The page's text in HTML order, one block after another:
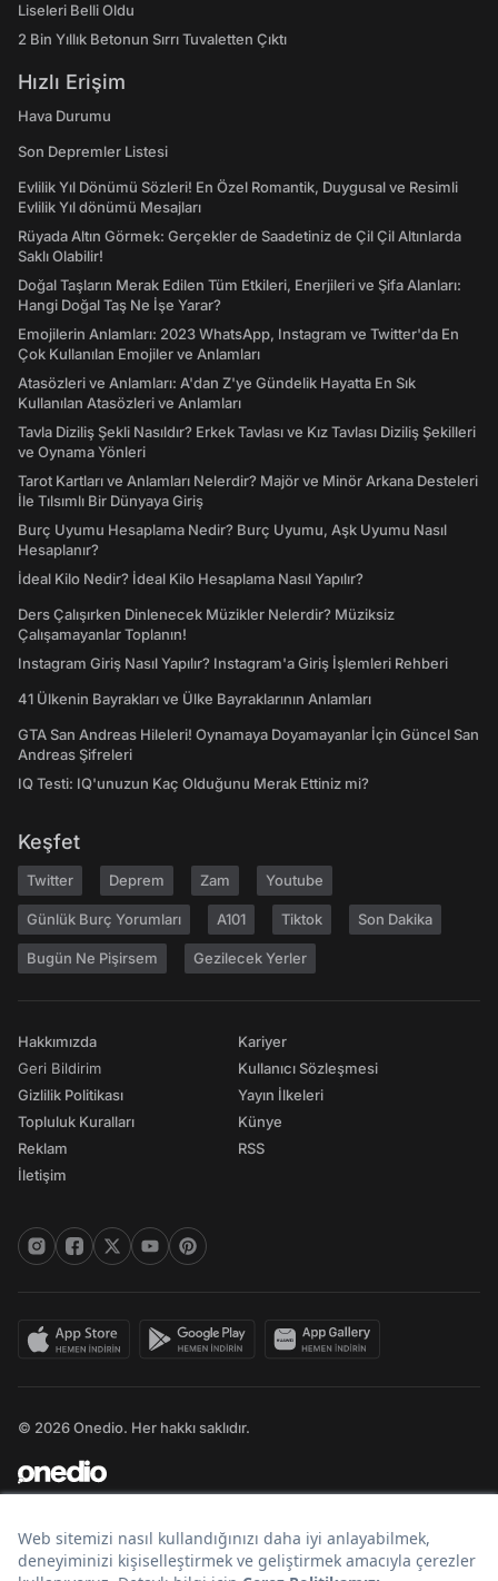
Liseleri Belli Oldu
2 Bin Yıllık Betonun Sırrı Tuvaletten Çıktı
Hızlı Erişim
Hava Durumu
Son Depremler Listesi
Evlilik Yıl Dönümü Sözleri! En Özel Romantik, Duygusal ve Resimli
Evlilik Yıl dönümü Mesajları
Rüyada Altın Görmek: Gerçekler de Saadetiniz de Çil Çil Altınlarda
Saklı Olabilir!
Doğal Taşların Merak Edilen Tüm Etkileri, Enerjileri ve Şifa Alanları:
Hangi Doğal Taş Ne İşe Yarar?
Emojilerin Anlamları: 2023 WhatsApp, Instagram ve Twitter'da En
Çok Kullanılan Emojiler ve Anlamları
Atasözleri ve Anlamları: A'dan Z'ye Gündelik Hayatta En Sık
Kullanılan Atasözleri ve Anlamları
Tavla Diziliş Şekli Nasıldır? Erkek Tavlası ve Kız Tavlası Diziliş Şekilleri
ve Oynama Yönleri
Tarot Kartları ve Anlamları Nelerdir? Majör ve Minör Arkana Desteleri
İle Tılsımlı Bir Dünyaya Giriş
Burç Uyumu Hesaplama Nedir? Burç Uyumu, Aşk Uyumu Nasıl
Hesaplanır?
İdeal Kilo Nedir? İdeal Kilo Hesaplama Nasıl Yapılır?
Ders Çalışırken Dinlenecek Müzikler Nelerdir? Müziksiz
Çalışamayanlar Toplanın!
Instagram Giriş Nasıl Yapılır? Instagram'a Giriş İşlemleri Rehberi
41 Ülkenin Bayrakları ve Ülke Bayraklarının Anlamları
GTA San Andreas Hileleri! Oynamaya Doyamayanlar İçin Güncel San
Andreas Şifreleri
IQ Testi: IQ'unuzun Kaç Olduğunu Merak Ettiniz mi?
Keşfet
Twitter Deprem Zam Youtube
Günlük Burç Yorumları A101 Tiktok Son Dakika
Bugün Ne Pişirsem Gezilecek Yerler
Hakkımızda
Geri Bildirim
Gizlilik Politikası
Topluluk Kuralları
Reklam
İletişim
Kariyer
Kullanıcı Sözleşmesi
Yayın İlkeleri
Künye
RSS
© 2026 Onedio. Her hakkı saklıdır.
Bir markasıdır.